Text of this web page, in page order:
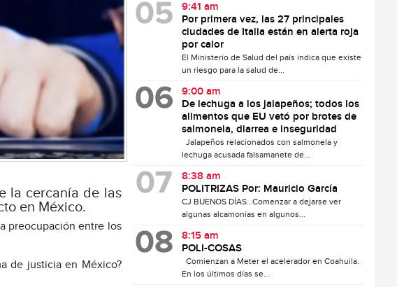
la cercanía de las
en México.
preocupación entre los
de justicia en México?
9:41 am
Por primera vez, las 27 principales
ciudades de Italia están en alerta roja
por calor
El Ministerio de Salud del país indica que existe
un riesgo para la salud de...
9:00 am
De lechuga a los jalapeños; todos los
alimentos que EU vetó por brotes de
salmonela, diarrea e inseguridad
Jalapeños relacionados con salmonela y
lechuga acusada falsamanete de...
8:38 am
POLITRIZAS Por: Mauricio García
CJ BUENOS DÍAS…Comenzar a dejarse ver
algunas alcamonías en algunos...
8:15 am
POLI-COSAS
Comienzan a Meter el acelerador en Coahuila.
En los últimos días se...